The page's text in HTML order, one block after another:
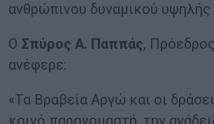
ανθρώπινου δυναμικού υψηλής
Ο Σπύρος Α. Παππάς,
ανέφερε:
«Τα Βραβεία Αργώ και οι